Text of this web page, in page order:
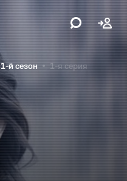
1-й сезон 1-я серия